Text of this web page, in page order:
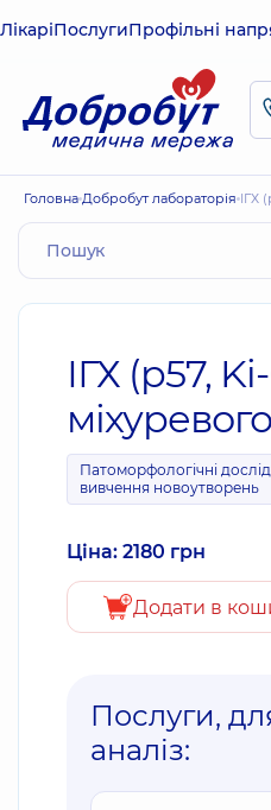
ЛікаріПослугиПрофільні
Головна Добробут лабораторія ІГХ
ІГХ (p57,
Патоморфологічні
вивчення новоутворень
Ціна: 2180 грн
Додати в
Послуги,
аналіз: